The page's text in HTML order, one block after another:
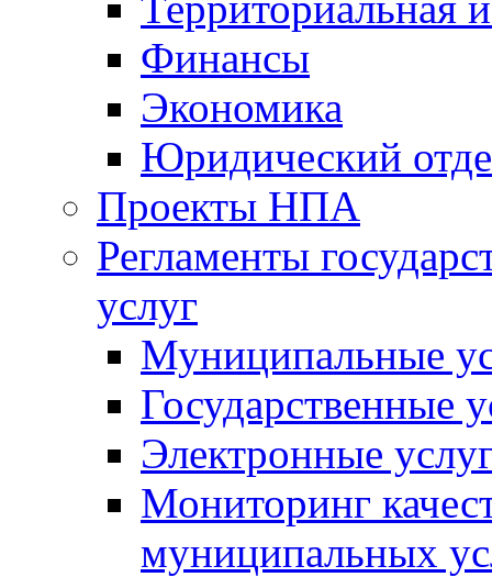
Финансы
Экономика
Юридический
Проекты НПА
Регламенты
услуг
Муниципальные
Государственные
Электронные
Мониторинг
муниципальных